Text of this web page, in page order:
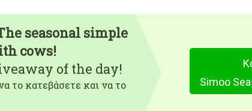
seasonal simple
cows!
of the day!
το κατεβάσετε και να το